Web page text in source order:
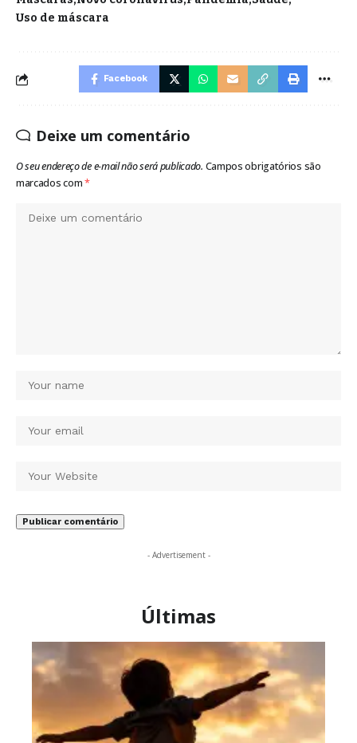
Uso de máscara
Facebook
Deixe um comentário
O seu endereço de e-mail não será publicado. Campos obrigatórios são
marcados com*
- Advertisement -
Últimas